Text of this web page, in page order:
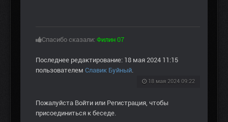
Спасибо сказали: Филин 07
Последнее редактирование: 18 мая 2024 11:15
пользователем Славик Буйный
18 мая 2024 09:22
Пожалуйста Войти или Регистрация , чтобы
присоединиться к беседе.